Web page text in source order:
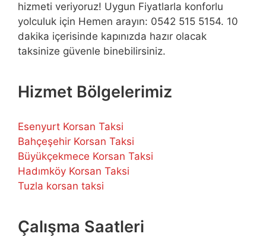
hizmeti veriyoruz! Uygun Fiyatlarla konforlu
yolculuk için Hemen arayın: 0542 515 5154. 10
dakika içerisinde kapınızda hazır olacak
taksinize güvenle binebilirsiniz.
Hizmet Bölgelerimiz
Esenyurt Korsan Taksi
Bahçeşehir Korsan Taksi
Büyükçekmece Korsan Taksi
Hadımköy Korsan Taksi
Tuzla korsan taksi
Çalışma Saatleri